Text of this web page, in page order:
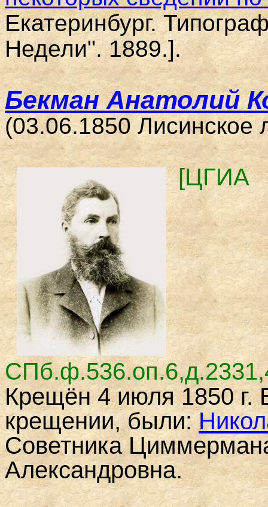
Екатеринбург.
Недели". 1889.].
Бекман Анатолий
(03.06.1850 Лисинское
[ЦГИА
СПб.ф.536.оп.6,д.2331,
Крещён 4 июля 1850 г.
крещении, были:
Советника
Александровна.